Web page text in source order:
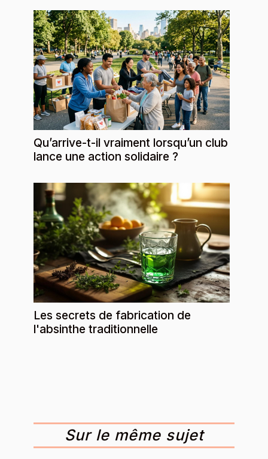
Qu’arrive-t-il vraiment lorsqu’un club
lance une action solidaire ?
Les secrets de fabrication de
l'absinthe traditionnelle
Sur le même sujet